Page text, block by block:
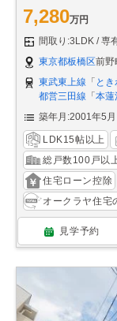
7,280万円
間取り:3LDK
専
東京都板橋区前野
東武東上線 「 とき
都営三田線 「本蓮
築年月:2001年5月
LDK15帖以上
総戸数100戸以
住宅ローン控除
オークラヤ住宅
見学予約